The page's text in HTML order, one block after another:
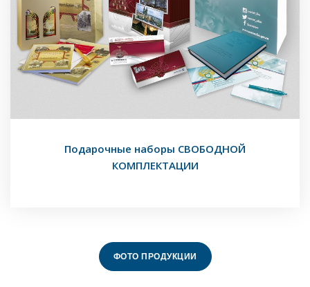
Подарочные наборы СВОБОДНОЙ
КОМПЛЕКТАЦИИ
ФОТО ПРОДУКЦИИ